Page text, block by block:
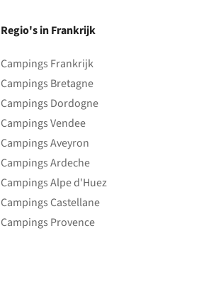
Regio's in Frankrijk
Campings Frankrijk
Campings Bretagne
Campings Dordogne
Campings Vendee
Campings Aveyron
Campings Ardeche
Campings Alpe d'Huez
Campings Castellane
Campings Provence